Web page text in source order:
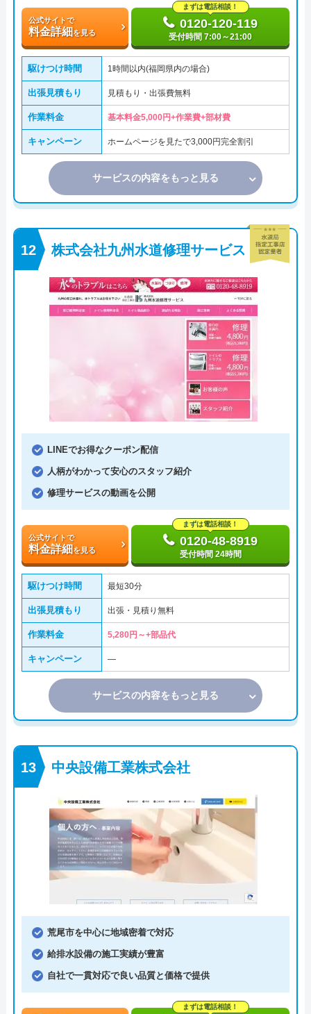
公式サイトで
料金詳細を見る
まずは電話相談！
0120-120-119
受付時間 7:00～21:00
駆けつけ時間 1時間以内(福岡県内の場合)
出張見積もり 見積もり・出張費無料
作業料金 基本料金5,000円+作業費+部材費
キャンペーン ホームページを見たで3,000円完全割引
サービスの内容をもっと見る
株式会社九州水道修理サービス
LINEでお得なクーポン配信
人柄がわかって安心のスタッフ紹介
修理サービスの動画を公開
公式サイトで
料金詳細を見る
まずは電話相談！
0120-48-8919
受付時間 24時間
駆けつけ時間 最短30分
出張見積もり 出張・見積り無料
作業料金 5,280円～+部品代
キャンペーン ―
サービスの内容をもっと見る
中央設備工業株式会社
荒尾市を中心に地域密着で対応
給排水設備の施工実績が豊富
自社で一貫対応で良い品質と価格で提供
まずは電話相談！